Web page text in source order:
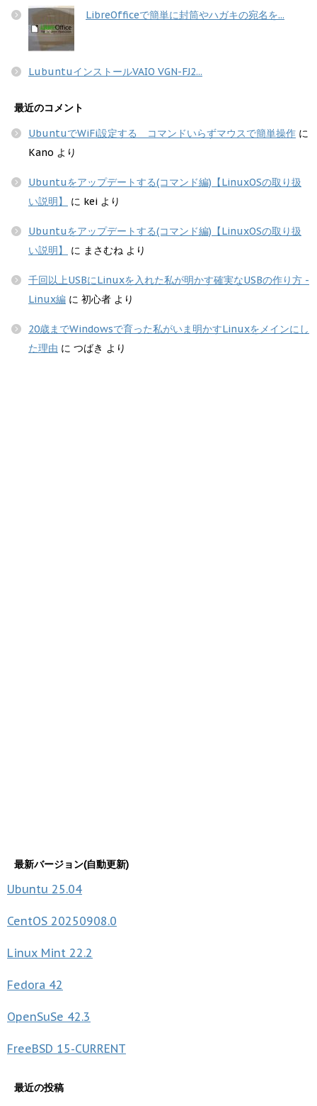
LibreOfficeで簡単に封筒やハガキの宛名を...
LubuntuインストールVAIO VGN-FJ2...
最近のコメント
UbuntuでWiFi設定する コマンドいらずマウスで簡単操作 に
Kano より
Ubuntuをアップデートする(コマンド編)【LinuxOSの取り扱
い説明】
に kei より
Ubuntuをアップデートする(コマンド編)【LinuxOSの取り扱
い説明】
に まさむね より
千回以上USBにLinuxを入れた私が明かす確実なUSBの作り方 -
Linux編 に 初心者 より
20歳までWindowsで育った私がいま明かすLinuxをメインにし
た理由 に つばき より
最新バージョン(自動更新)
Ubuntu 25.04
CentOS 20250908.0
Linux Mint 22.2
Fedora 42
OpenSuSe 42.3
FreeBSD 15-CURRENT
最近の投稿